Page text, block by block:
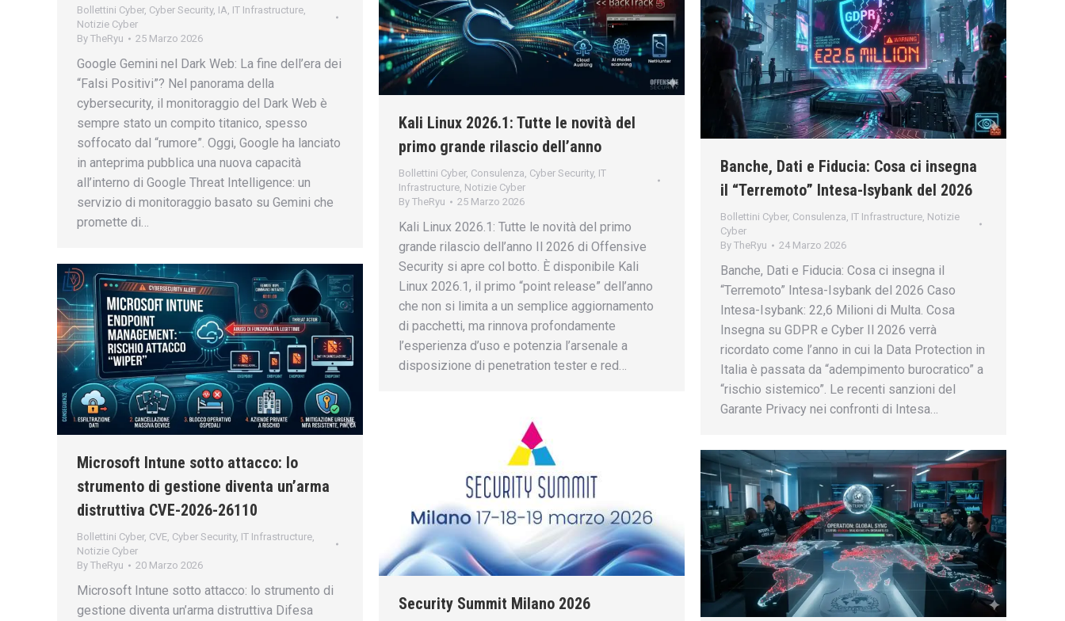
Bollettini Cyber, Cyber Security, IA IT Infrastructure
Notizie Cyber
By TheRyu 25 Marzo 2026
Google Gemini nel Dark Web: La fine dell’era dei
“Falsi Positivi”? Nel panorama della
cybersecurity, il monitoraggio del Dark Web è
sempre stato un compito titanico, spesso
soffocato dal “rumore”. Oggi, Google ha lanciato
in anteprima pubblica una nuova capacità
all’interno di Google Threat Intelligence: un
servizio di monitoraggio basato su Gemini che
promette di…
Kali Linux 2026.1: Tutte le novità del
primo grande rilascio dell’anno
Bollettini Cyber, Consulenza Cyber Security, IT
Infrastructure Notizie Cyber
By TheRyu 25 Marzo 2026
Kali Linux 2026.1: Tutte le novità del primo
grande rilascio dell’anno Il 2026 di Offensive
Security si apre col botto. È disponibile Kali
Linux 2026.1, il primo “point release” dell’anno
che non si limita a un semplice aggiornamento
di pacchetti, ma rinnova profondamente
l’esperienza d’uso e potenzia l’arsenale a
disposizione di penetration tester e red…
Banche, Dati e Fiducia: Cosa ci insegna
il “Terremoto” Intesa-Isybank del 2026
Bollettini Cyber, Consulenza IT Infrastructure Notizie
Cyber
By TheRyu 24 Marzo 2026
Banche, Dati e Fiducia: Cosa ci insegna il
“Terremoto” Intesa-Isybank del 2026 Caso
Intesa-Isybank: 22,6 Milioni di Multa. Cosa
Insegna su GDPR e Cyber Il 2026 verrà
ricordato come l’anno in cui la Data Protection in
Italia è passata da “adempimento burocratico” a
“rischio sistemico”. Le recenti sanzioni del
Garante Privacy nei confronti di Intesa…
Microsoft Intune sotto attacco: lo
strumento di gestione diventa un’arma
distruttiva CVE-2026-26110
Bollettini Cyber, CVE Cyber Security, IT Infrastructure
Notizie Cyber
By TheRyu 20 Marzo 2026
Microsoft Intune sotto attacco: lo strumento di
gestione diventa un’arma distruttiva Difesa
Security Summit Milano 2026